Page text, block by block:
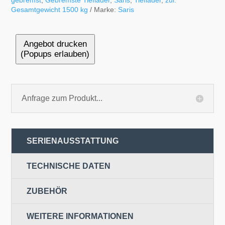
Gesamtgewicht 1500 kg
Marke:Saris
Angebot drucken
(Popups erlauben)
Anfrage zum Produkt...
SERIENAUSSTATTUNG
TECHNISCHE DATEN
ZUBEHÖR
WEITERE INFORMATIONEN